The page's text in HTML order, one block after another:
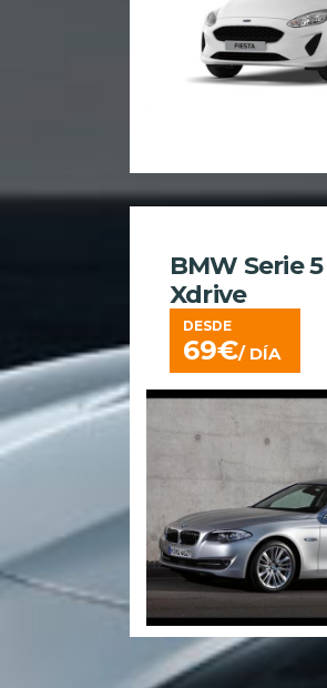
BMW Serie 5
Xdrive
DESDE
69€/ DÍA